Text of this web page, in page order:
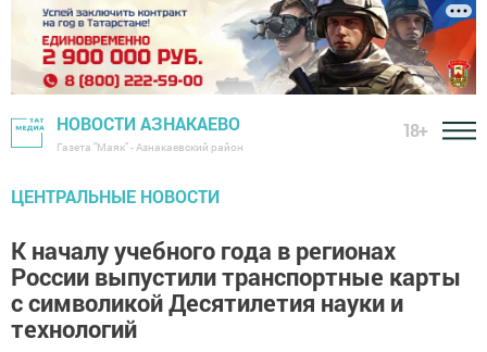
НОВОСТИ АЗНАКАЕВО
Газета "Маяк" - Азнакаевский район
18+
ЦЕНТРАЛЬНЫЕ НОВОСТИ
К началу учебного года в регионах
России выпустили транспортные карты
с символикой Десятилетия науки и
технологий